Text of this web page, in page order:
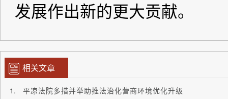
相关文章
平凉法院多措并举助推法治化营商环境优化升级